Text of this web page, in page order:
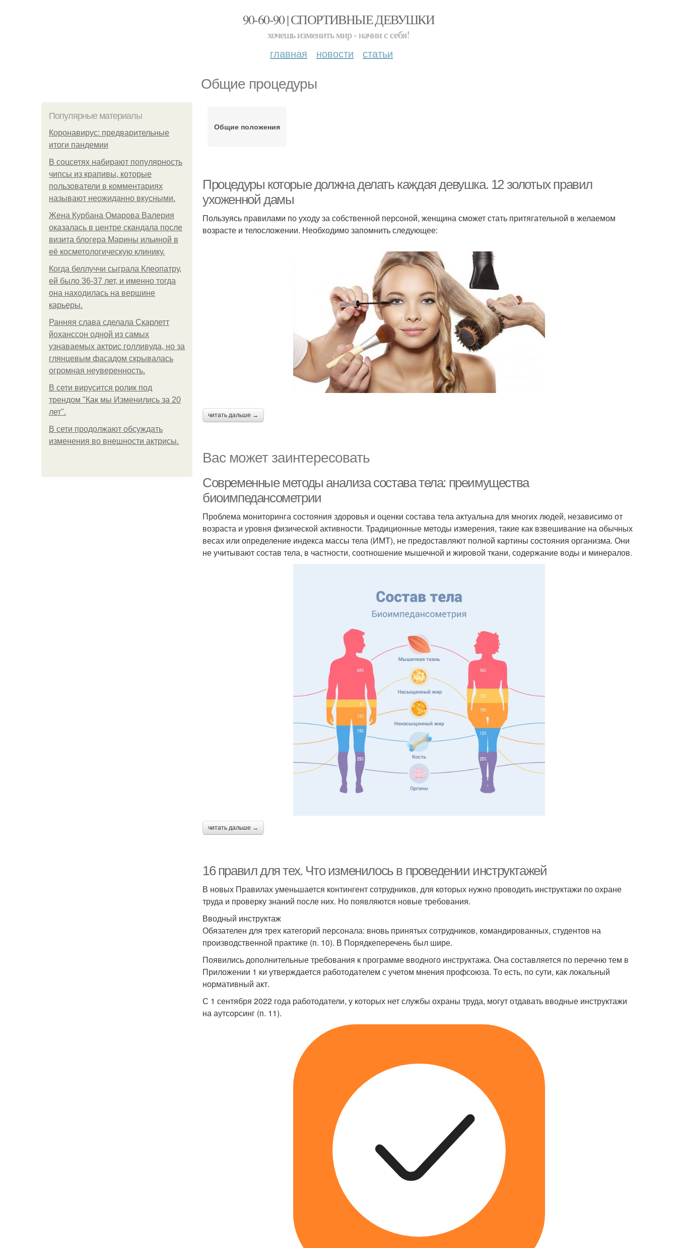
90-60-90 | СПОРТИВНЫЕ ДЕВУШКИ
хочешь изменить мир - начни с себя!
главная новости статьи
Общие процедуры
Популярные материалы
Коронавирус: предварительные
итоги пандемии
В соцсетях набирают популярность
чипсы из крапивы, которые
пользователи в комментариях
называют неожиданно вкусными.
Жена Курбана Омарова Валерия
оказалась в центре скандала после
визита блогера Марины ильиной в
её косметологическую клинику.
Когда беллуччи сыграла Клеопатру,
ей было 36-37 лет, и именно тогда
она находилась на вершине
карьеры.
Ранняя слава сделала Скарлетт
йоханссон одной из самых
узнаваемых актрис голливуда, но за
глянцевым фасадом скрывалась
огромная неуверенность.
В сети вирусится ролик под
трендом "Как мы Изменились за 20
лет".
В сети продолжают обсуждать
изменения во внешности актрисы.
Общие положения
Процедуры которые должна делать каждая девушка. 12 золотых правил
ухоженной дамы
Пользуясь правилами по уходу за собственной персоной, женщина сможет стать притягательной в желаемом
возрасте и телосложении. Необходимо запомнить следующее:
читать дальше →
Вас может заинтересовать
Современные методы анализа состава тела: преимущества
биоимпедансометрии
Проблема мониторинга состояния здоровья и оценки состава тела актуальна для многих людей, независимо от
возраста и уровня физической активности. Традиционные методы измерения, такие как взвешивание на обычных
весах или определение индекса массы тела (ИМТ), не предоставляют полной картины состояния организма. Они
не учитывают состав тела, в частности, соотношение мышечной и жировой ткани, содержание воды и минералов.
читать дальше →
16 правил для тех. Что изменилось в проведении инструктажей
В новых Правилах уменьшается контингент сотрудников, для которых нужно проводить инструктажи по охране
труда и проверку знаний после них. Но появляются новые требования.
Вводный инструктаж
Обязателен для трех категорий персонала: вновь принятых сотрудников, командированных, студентов на
производственной практике (п. 10). В Порядкеперечень был шире.
Появились дополнительные требования к программе вводного инструктажа. Она составляется по перечню тем в
Приложении 1 ки утверждается работодателем с учетом мнения профсоюза. То есть, по сути, как локальный
нормативный акт.
С 1 сентября 2022 года работодатели, у которых нет службы охраны труда, могут отдавать вводные инструктажи
на аутсорсинг (п. 11).